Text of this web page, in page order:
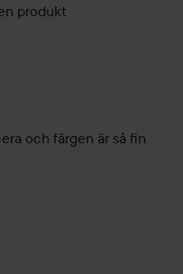
produkt
och färgen är så fin